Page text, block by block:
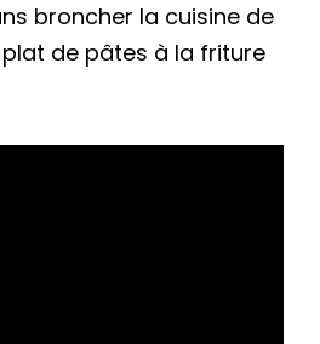
broncher la cuisine de
de pâtes à la friture